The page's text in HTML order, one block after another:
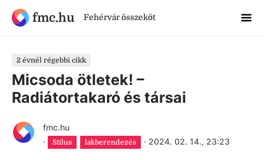
fmc.hu Fehérvár összeköt
2 évnél régebbi cikk
Micsoda ötletek! –
Radiátortakaró és társai
fmc.hu
·
Stílus lakberendezés · 2024. 02. 14., 23:23